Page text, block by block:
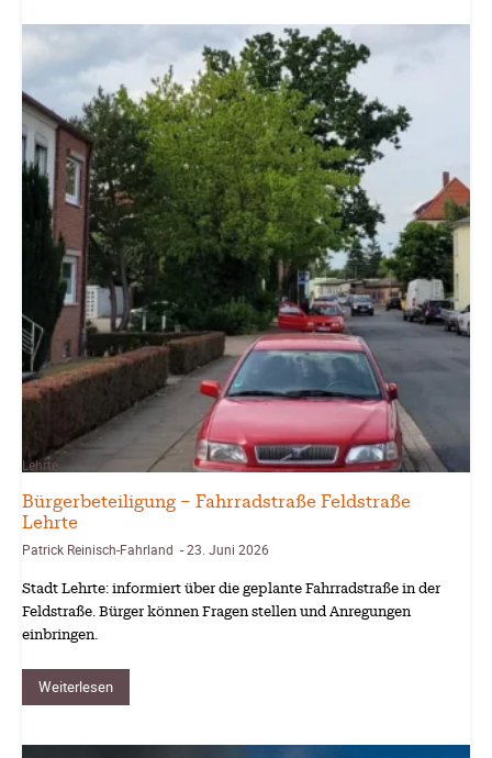
Lehrte
Bürgerbeteiligung – Fahrradstraße Feldstraße
Lehrte
Patrick Reinisch-Fahrland -23. Juni 2026
Stadt Lehrte: informiert über die geplante Fahrradstraße in der
Feldstraße. Bürger können Fragen stellen und Anregungen
einbringen.
Weiterlesen